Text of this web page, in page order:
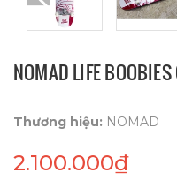
NOMAD LIFE
Thương hiệu: NOMAD
2.100.000₫